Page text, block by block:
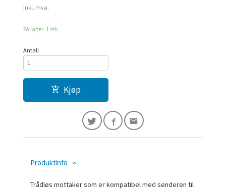
inkl. mva.
På lager: 1 stk.
Antall
Kjøp
Produktinfo
Trådløs mottaker som er kompatibel med senderen til